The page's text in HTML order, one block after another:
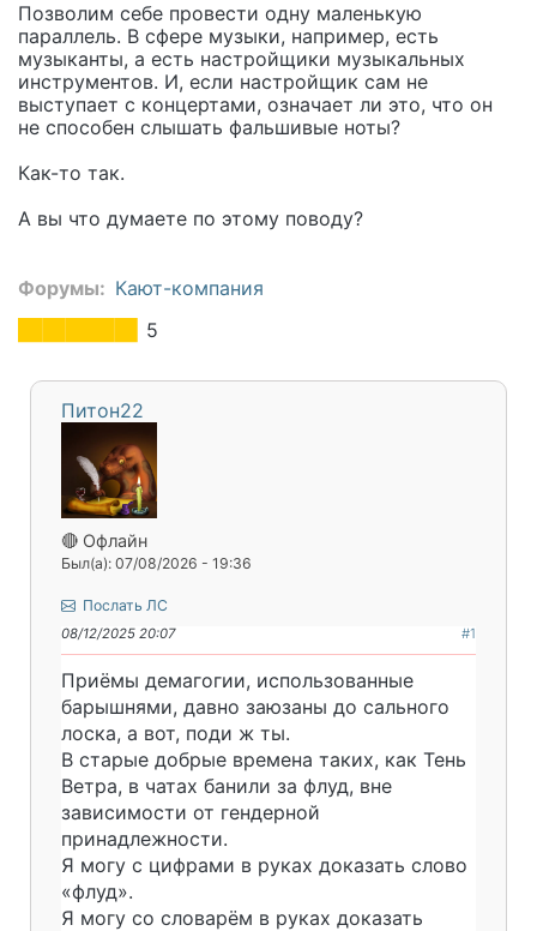
Позволим себе провести одну маленькую
параллель. В сфере музыки, например, есть
музыканты, а есть настройщики музыкальных
инструментов. И, если настройщик сам не
выступает с концертами, означает ли это, что он
не способен слышать фальшивые ноты?
Как-то так.
А вы что думаете по этому поводу?
Форумы Кают-компания
5
Питон22
🔴 Офлайн
Был(а): 07/08/2026 - 19:36
Послать ЛС
08/12/2025 20:07 #1
Приёмы демагогии, использованные
барышнями, давно заюзаны до сального
лоска, а вот, поди ж ты.
В старые добрые времена таких, как Тень
Ветра, в чатах банили за флуд, вне
зависимости от гендерной
принадлежности.
Я могу с цифрами в руках доказать слово
«флуд».
Я могу со словарём в руках доказать